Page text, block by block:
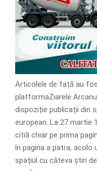
Articolele de față au
platformaZiarele
dispoziție publicații din
european. La 27 martie
citiă chiar pe prima
în pagina a patra, acolo
spațiul cu câteva știri